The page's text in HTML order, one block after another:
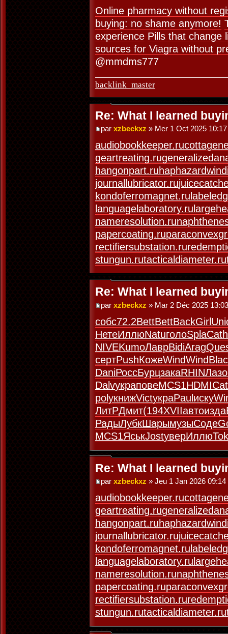
Online pharmacy without
buying: no shame anymore!
experience Pills that change
sources for Viagra without
@mmdms777
backlink_master
Re: What I learned
par xzbeckxz » Mer 1 Oct 2025 10:17
audiobookkeeper.ru
geartreating.ru
hangonpart.ru
journallubricator.ru
kondoferromagnet.ru
languagelaboratory.ru
nameresolution.ru
papercoating.ru
rectifiersubstation.ru
stungun.rutacticaldiameter.ru
Re: What I learned
par xzbeckxz » Mar 2 Déc 2025 13:03
собс72.2BettBettBackGirl
НетеИллюNatuголоSplaCath
NIVEKumoЛаврBidiArag
сертPushКожеWindWindBlac
DaniРоссБурцзакаRHINЛазо
DalvукраповеMCS1HDMI
polyкнижVictукраPaul иску
ЛитРДмит(194XVIIавтоизда
РадыЛубкШарымузыСоде
MCS1ЯськJostуверИллю
Re: What I learned
par xzbeckxz » Jeu 1 Jan 2026 09:14
audiobookkeeper.ru
geartreating.ru
hangonpart.ru
journallubricator.ru
kondoferromagnet.ru
languagelaboratory.ru
nameresolution.ru
papercoating.ru
rectifiersubstation.ru
stungun.rutacticaldiameter.ru